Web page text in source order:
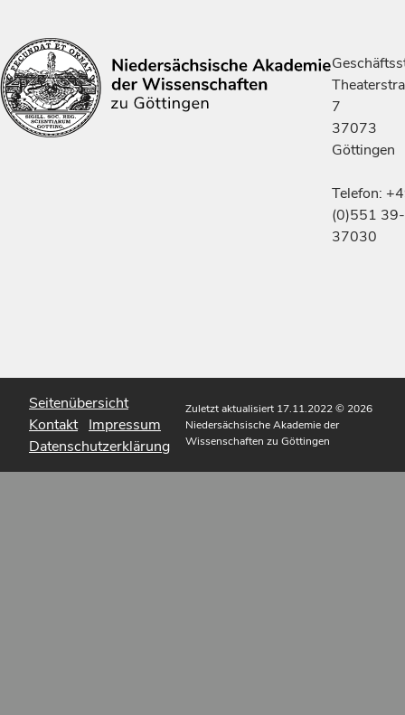
7
37073
Göttingen
Telefon:
(0)551 39-
37030
Seitenübersicht
Kontakt Impressum
Datenschutzerklärung
Zuletzt aktualisiert 17.11.2022© 2026
Niedersächsische Akademie der
Wissenschaften zu Göttingen